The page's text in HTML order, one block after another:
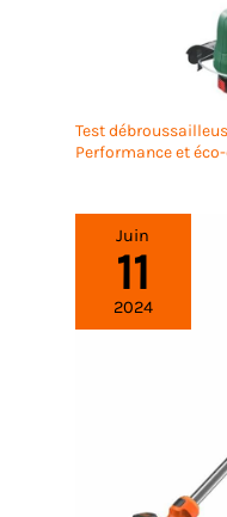
Test
Performance et
Juin
11
2024